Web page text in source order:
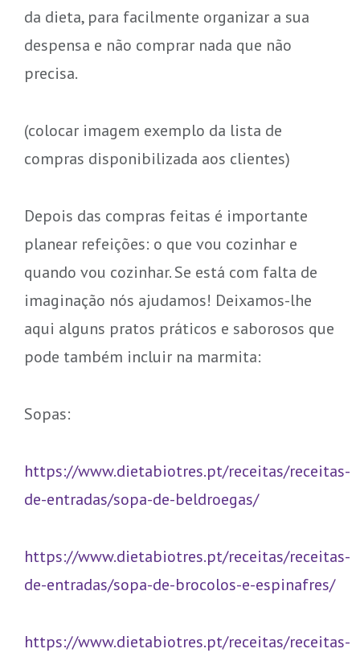
da dieta, para facilmente organizar a sua
despensa e não comprar nada que não
precisa.
(colocar imagem exemplo da lista de
compras disponibilizada aos clientes)
Depois das compras feitas é importante
planear refeições: o que vou cozinhar e
quando vou cozinhar. Se está com falta de
imaginação nós ajudamos! Deixamos-lhe
aqui alguns pratos práticos e saborosos que
pode também incluir na marmita:
Sopas:
https://www.dietabiotres.pt/receitas/receitas-
de-entradas/sopa-de-beldroegas/
https://www.dietabiotres.pt/receitas/receitas-
de-entradas/sopa-de-brocolos-e-espinafres/
https://www.dietabiotres.pt/receitas/receitas-